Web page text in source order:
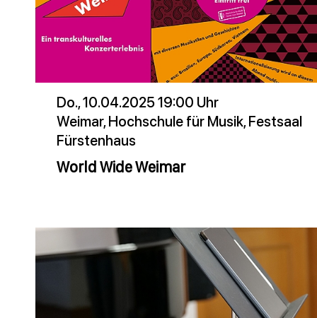
Do., 10.04.2025 19:00 Uhr
Weimar, Hochschule für Musik, Festsaal
Fürstenhaus
World Wide Weimar